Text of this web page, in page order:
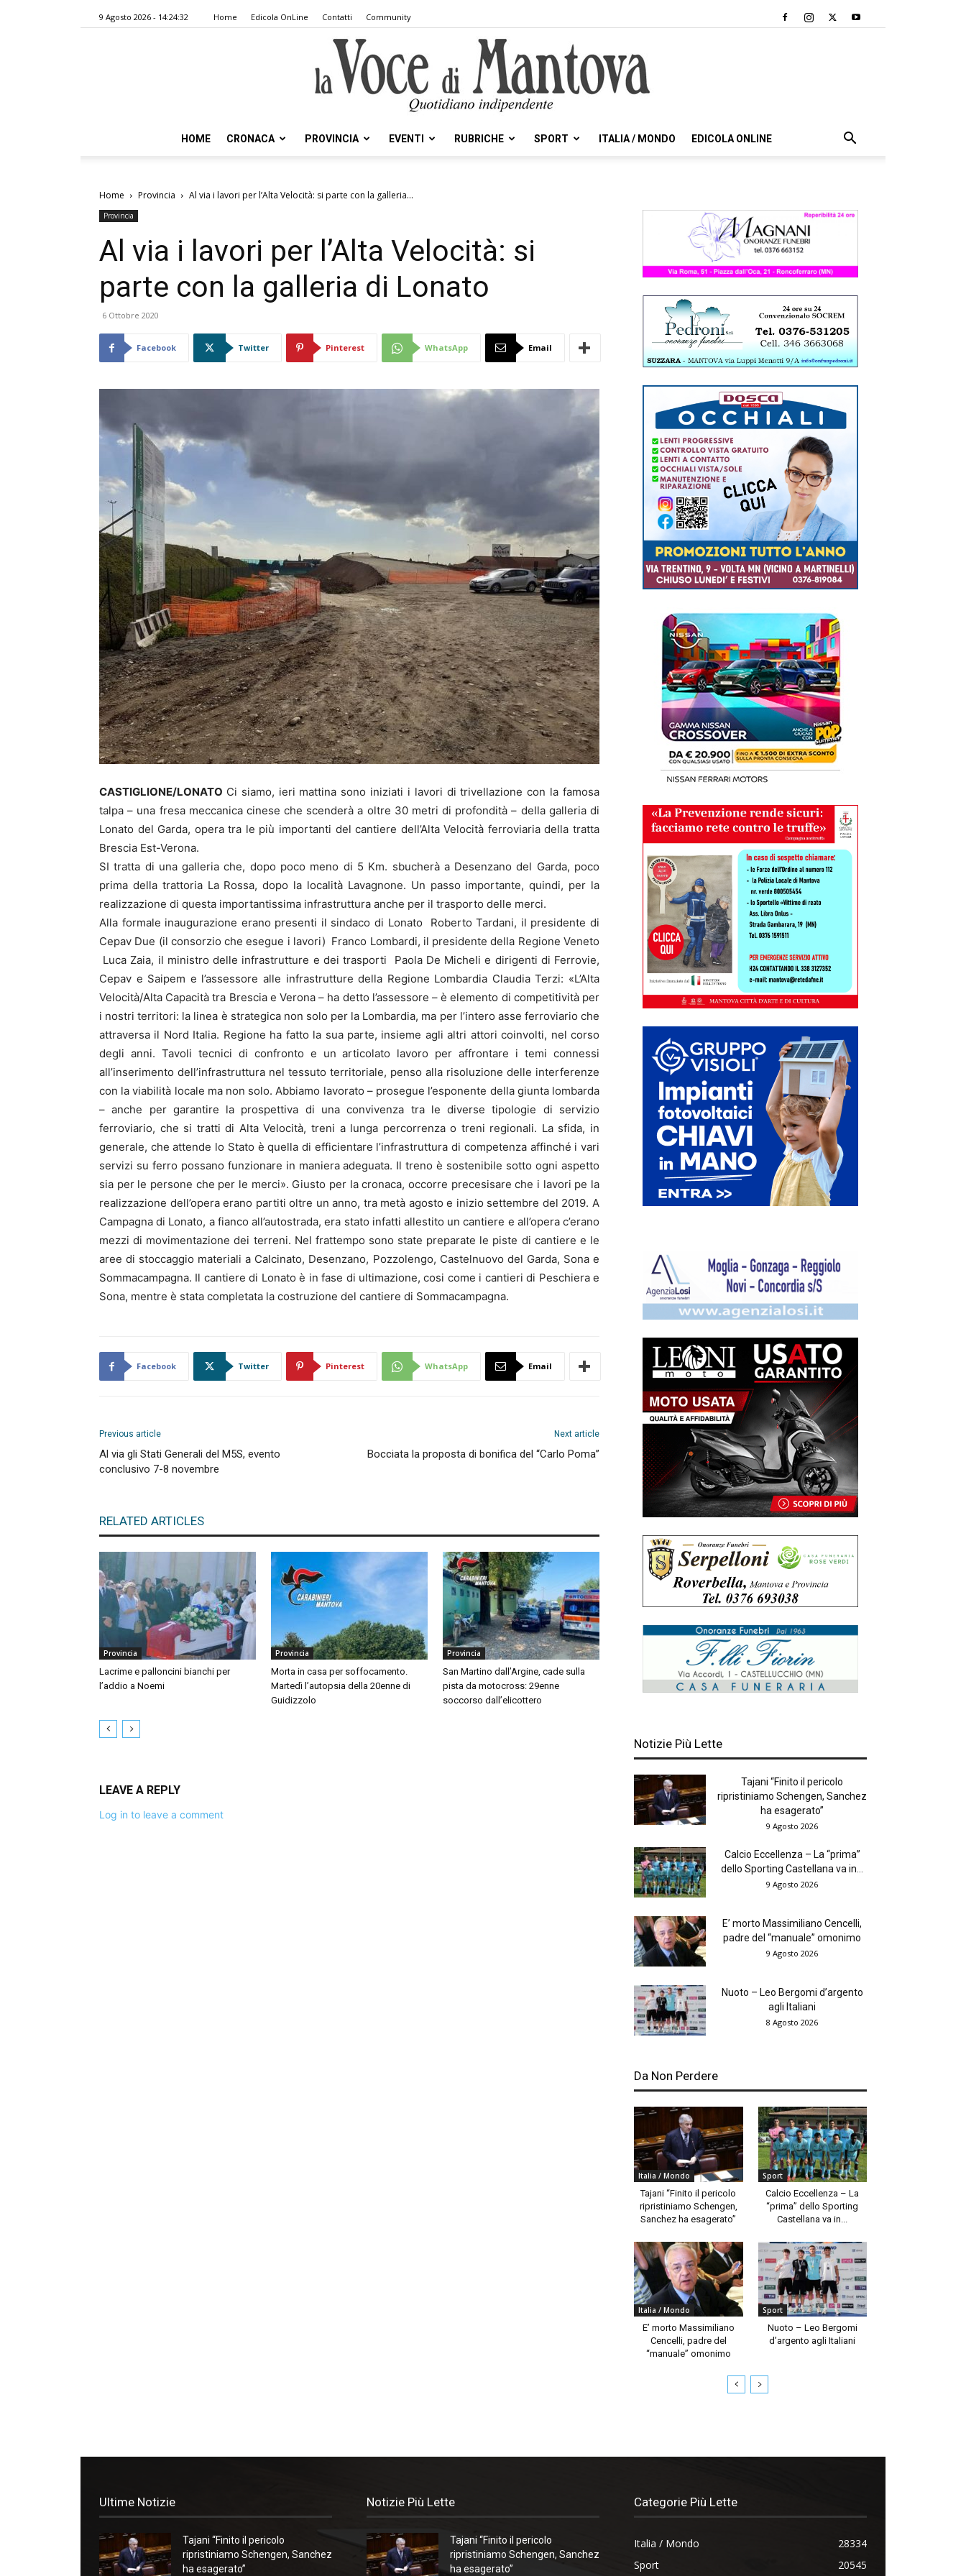
9 Agosto 2026 - 14:24:32 Home Edicola OnLine Contatti Community
Voce
HOME CRONACA PROVINCIA EVENTI RUBRICHE SPORT ITALIA / MONDO EDICOLA ONLINE
Home Provincia Al via i lavori per l’Alta Velocità: si parte con la galleria...
Provincia
Al via i lavori per l’Alta Velocità: si
parte con la galleria di Lonato
6 Ottobre 2020
Facebook Twitter Pinterest WhatsApp Email
CASTIGLIONE/LONATO Ci siamo, ieri mattina sono iniziati i lavori di trivellazione con la famosa
talpa – una fresa meccanica cinese che scenderà a oltre 30 metri di profondità – della galleria di
Lonato del Garda, opera tra le più importanti del cantiere dell’Alta Velocità ferroviaria della tratta
Brescia Est-Verona.
SI tratta di una galleria che, dopo poco meno di 5 Km. sbucherà a Desenzano del Garda, poco
prima della trattoria La Rossa, dopo la località Lavagnone. Un passo importante, quindi, per la
realizzazione di questa importantissima infrastruttura anche per il trasporto delle merci.
Alla formale inaugurazione erano presenti il sindaco di Lonato Roberto Tardani, il presidente di
Cepav Due (il consorzio che esegue i lavori) Franco Lombardi, il presidente della Regione Veneto
Luca Zaia, il ministro delle infrastrutture e dei trasporti Paola De Micheli e dirigenti di Ferrovie,
Cepav e Saipem e l’assessore alle infrastrutture della Regione Lombardia Claudia Terzi: «L’Alta
Velocità/Alta Capacità tra Brescia e Verona – ha detto l’assessore – è elemento di competitività per
i nostri territori: la linea è strategica non solo per la Lombardia, ma per l’intero asse ferroviario che
attraversa il Nord Italia. Regione ha fatto la sua parte, insieme agli altri attori coinvolti, nel corso
degli anni. Tavoli tecnici di confronto e un articolato lavoro per affrontare i temi connessi
all’inserimento dell’infrastruttura nel tessuto territoriale, penso alla risoluzione delle interferenze
con la viabilità locale ma non solo. Abbiamo lavorato – prosegue l’esponente della giunta lombarda
– anche per garantire la prospettiva di una convivenza tra le diverse tipologie di servizio
ferroviario, che si tratti di Alta Velocità, treni a lunga percorrenza o treni regionali. La sfida, in
generale, che attende lo Stato è quella di efficientare l’infrastruttura di competenza affinché i vari
servizi su ferro possano funzionare in maniera adeguata. Il treno è sostenibile sotto ogni aspetto
sia per le persone che per le merci». Giusto per la cronaca, occorre precesisare che i lavori pe la
realizzazione dell’opera erano partiti oltre un anno, tra metà agosto e inizio settembre del 2019. A
Campagna di Lonato, a fianco all’autostrada, era stato infatti allestito un cantiere e all’opera c’erano
mezzi di movimentazione dei terreni. Nel frattempo sono state preparate le piste di cantiere e le
aree di stoccaggio materiali a Calcinato, Desenzano, Pozzolengo, Castelnuovo del Garda, Sona e
Sommacampagna. Il cantiere di Lonato è in fase di ultimazione, cosi come i cantieri di Peschiera e
Sona, mentre è stata completata la costruzione del cantiere di Sommacampagna.
Facebook Twitter Pinterest WhatsApp Email
Previous article
Al via gli Stati Generali del M5S, evento
conclusivo 7-8 novembre
Next article
Bocciata la proposta di bonifica del “Carlo Poma”
RELATED ARTICLES
Provincia
Lacrime e palloncini bianchi per
l’addio a Noemi
Provincia
Morta in casa per soffocamento.
Martedì l’autopsia della 20enne di
Guidizzolo
Provincia
San Martino dall’Argine, cade sulla
pista da motocross: 29enne
soccorso dall’elicottero
LEAVE A REPLY
Log in to leave a comment
Notizie Più Lette
Tajani “Finito il pericolo
ripristiniamo Schengen, Sanchez
ha esagerato”
9 Agosto 2026
Calcio Eccellenza – La “prima”
dello Sporting Castellana va in...
9 Agosto 2026
E’ morto Massimiliano Cencelli,
padre del “manuale” omonimo
9 Agosto 2026
Nuoto – Leo Bergomi d’argento
agli Italiani
8 Agosto 2026
Da Non Perdere
Italia / Mondo
Tajani “Finito il pericolo
ripristiniamo Schengen,
Sanchez ha esagerato”
Sport
Calcio Eccellenza – La
“prima” dello Sporting
Castellana va in...
Italia / Mondo
E’ morto Massimiliano
Cencelli, padre del
“manuale” omonimo
Sport
Nuoto – Leo Bergomi
d’argento agli Italiani
Ultime Notizie
Tajani “Finito il pericolo
ripristiniamo Schengen, Sanchez
ha esagerato”
Notizie Più Lette
Tajani “Finito il pericolo
ripristiniamo Schengen, Sanchez
ha esagerato”
Categorie Più Lette
Italia / Mondo
28334
Sport
20545